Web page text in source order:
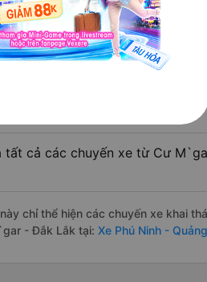
từ Phú Ninh - Quảng Nam đi
nổi bật nhất với
chứng cho dịch vụ cao cấp và uy
cả các chuyến xe từ Cư
chỉ thể hiện các chuyến xe khai
- Đắk Lắk tại: Xe Phú Ninh -